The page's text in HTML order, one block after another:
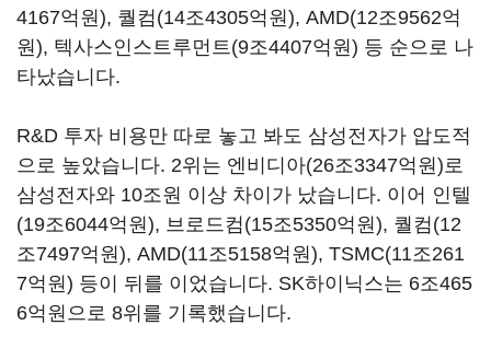
4167억원), 퀄컴(14조4305억원), AMD(12조9562억
원), 텍사스인스트루먼트(9조4407억원) 등 순으로 나
타났습니다.
R&D 투자 비용만 따로 놓고 봐도 삼성전자가 압도적
으로 높았습니다. 2위는 엔비디아(26조3347억원)로
삼성전자와 10조원 이상 차이가 났습니다. 이어 인텔
(19조6044억원), 브로드컴(15조5350억원), 퀄컴(12
조7497억원), AMD(11조5158억원), TSMC(11조261
7억원) 등이 뒤를 이었습니다. SK하이닉스는 6조465
6억원으로 8위를 기록했습니다.